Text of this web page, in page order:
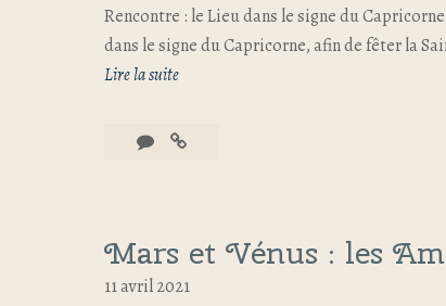
Rencontre : le Lieu dans le signe du
dans le signe du Capricorne, afin de fêter la
Lire la suite
Mars et Vénus : les
11 avril 2021